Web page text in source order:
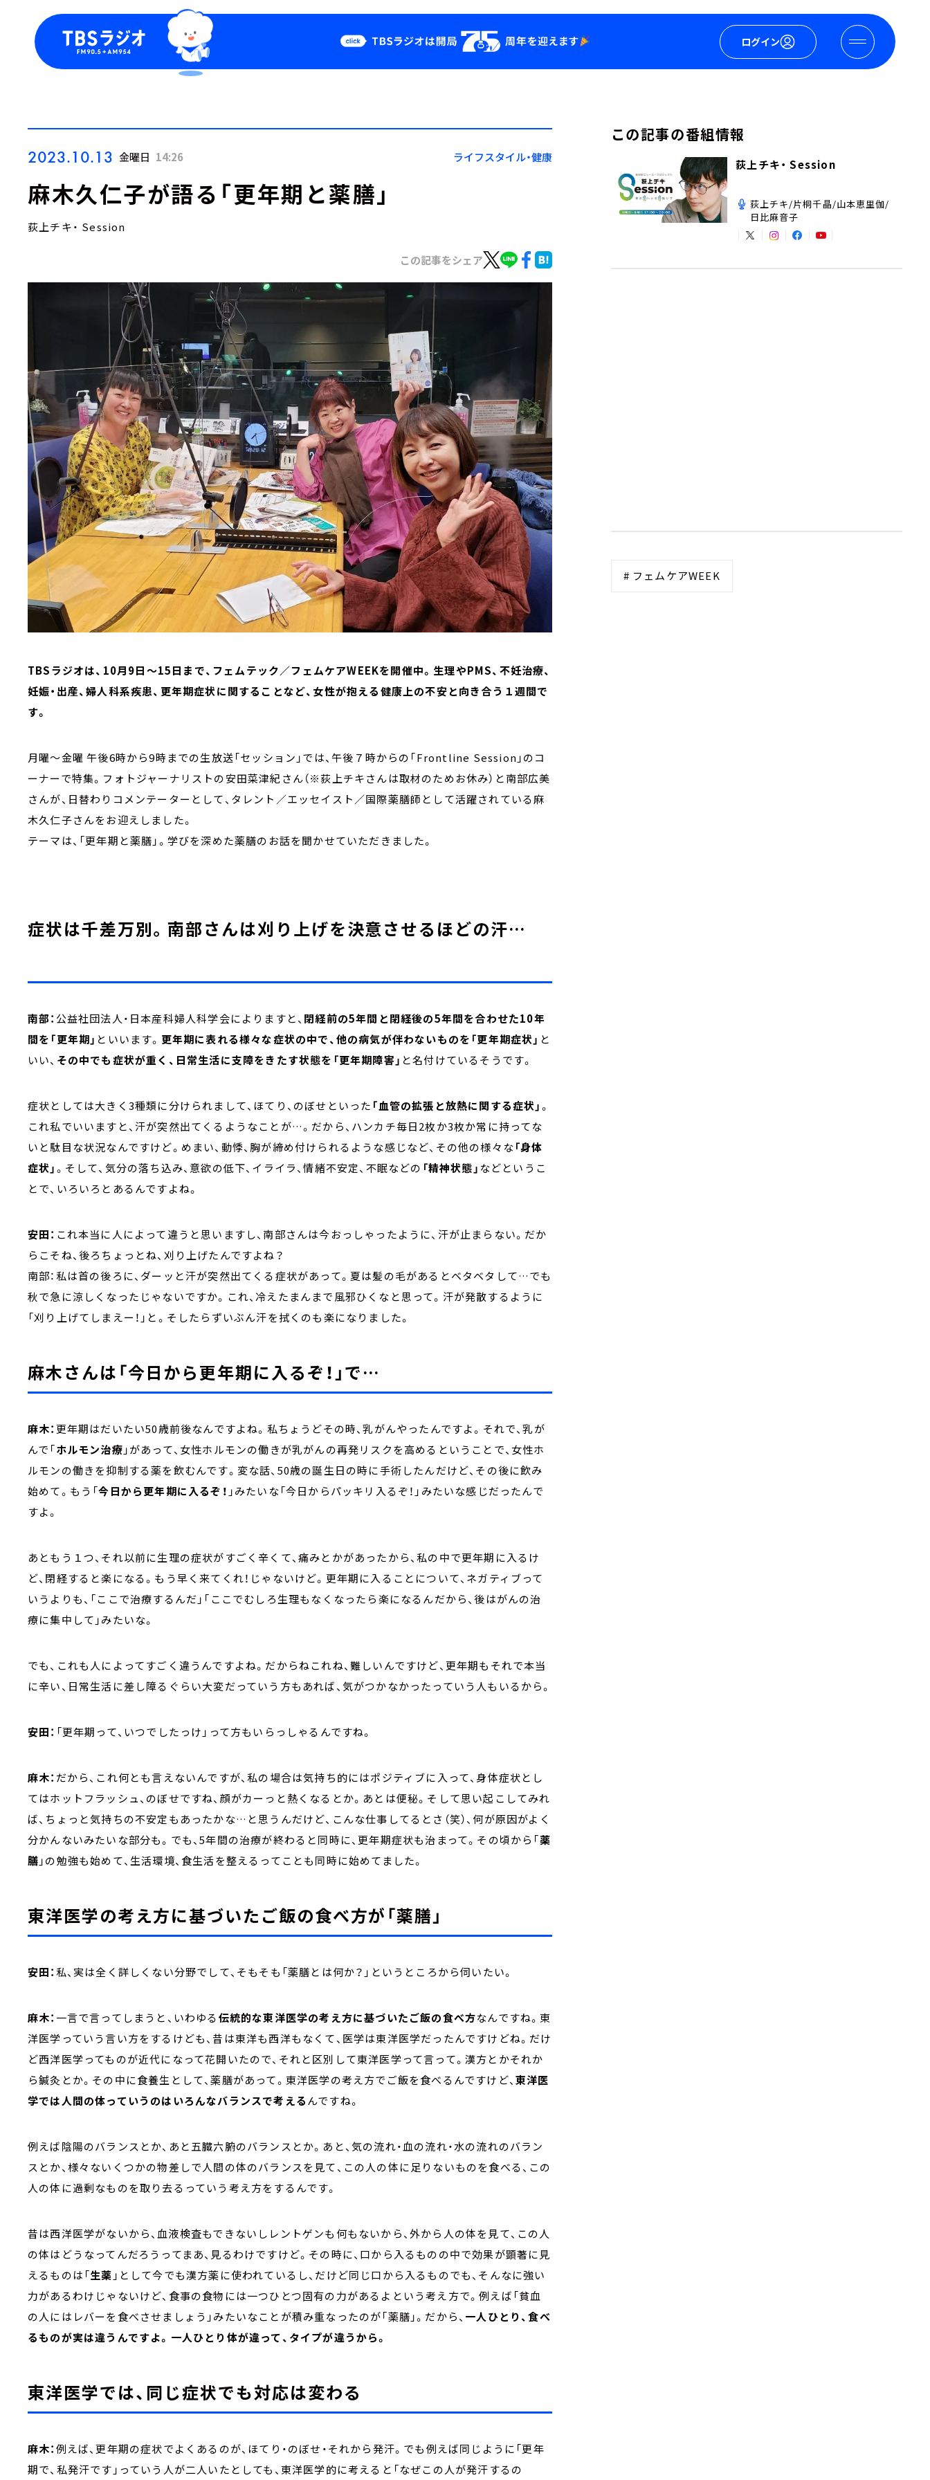
ログイン
Podcast
YouTube
会社情報
2023.10.13 金曜日 14:26 ライフスタイル・健康
麻木久仁子が語る「更年期と薬膳」
荻上チキ・ Session
この記事をシェア
TBSラジオは、10月9日～15日まで、フェムテック／フェムケアWEEKを開催中。生理やPMS、不妊治療、
妊娠・出産、婦人科系疾患、更年期症状に関することなど、女性が抱える健康上の不安と向き合う１週間で
す。
月曜～金曜 午後6時から9時までの生放送「セッション」では、午後７時からの「Frontline Session」のコ
ーナーで特集。フォトジャーナリストの安田菜津紀さん（※荻上チキさんは取材のためお休み）と南部広美
さんが、日替わりコメンテーターとして、タレント／エッセイスト／国際薬膳師として活躍されている麻
木久仁子さんをお迎えしました。
テーマは、「更年期と薬膳」。学びを深めた薬膳のお話を聞かせていただきました。
症状は千差万別。南部さんは刈り上げを決意させるほどの汗…
南部： 公益社団法人・日本産科婦人科学会によりますと、 閉経前の5年間と閉経後の5年間を合わせた10年
間を「更年期」 といいます。 更年期に表れる様々な症状の中で、他の病気が伴わないものを「更年期症状」 と
いい、 その中でも症状が重く、日常生活に支障をきたす状態を「更年期障害」 と名付けているそうです。
症状としては大きく3種類に分けられまして、ほてり、のぼせといった 「血管の拡張と放熱に関する症状」。
これ私でいいますと、汗が突然出てくるようなことが…。だから、ハンカチ毎日2枚か3枚か常に持ってな
いと駄目な状況なんですけど。めまい、動悸、胸が締め付けられるような感じなど、その他の様々な「身体
症状」。そして、気分の落ち込み、意欲の低下、イライラ、情緒不安定、不眠などの 「精神状態」 などというこ
とで、いろいろとあるんですよね。
安田： これ本当に人によって違うと思いますし、南部さんは今おっしゃったように、汗が止まらない。だか
らこそね、後ろちょっとね、刈り上げたんですよね？
南部：私は首の後ろに、ダーッと汗が突然出てくる症状があって。夏は髪の毛があるとベタベタして…でも
秋で急に涼しくなったじゃないですか。これ、冷えたまんまで風邪ひくなと思って。汗が発散するように
「刈り上げてしまえー！」と。そしたらずいぶん汗を拭くのも楽になりました。
麻木さんは「今日から更年期に入るぞ！」で…
麻木：更年期はだいたい50歳前後なんですよね。私ちょうどその時、乳がんやったんですよ。それで、乳が
んで「ホルモン治療 」があって、女性ホルモンの働きが乳がんの再発リスクを高めるということで、女性ホ
ルモンの働きを抑制する薬を飲むんです。変な話、50歳の誕生日の時に手術したんだけど、その後に飲み
始めて。もう「今日から更年期に入るぞ！ 」みたいな「今日からパッキリ入るぞ！」みたいな感じだったんで
すよ。
あともう１つ、それ以前に生理の症状がすごく辛くて、痛みとかがあったから、私の中で更年期に入るけ
ど、閉経すると楽になる。もう早く来てくれ！じゃないけど。更年期に入ることについて、ネガティブって
いうよりも、「ここで治療するんだ」「ここでむしろ生理もなくなったら楽になるんだから、後はがんの治
療に集中して」みたいな。
でも、これも人によってすごく違うんですよね。だからねこれね、難しいんですけど、更年期もそれで本当
に辛い、日常生活に差し障るぐらい大変だっていう方もあれば、気がつかなかったっていう人もいるから。
安田： 「更年期って、いつでしたっけ」って方もいらっしゃるんですね。
麻木： だから、これ何とも言えないんですが、私の場合は気持ち的にはポジティブに入って、身体症状とし
てはホットフラッシュ、のぼせですね、顔がカーっと熱くなるとか。あとは便秘。そして思い起こしてみれ
ば、ちょっと気持ちの不安定もあったかな…と思うんだけど、こんな仕事してるとさ（笑）、何が原因がよく
分かんないみたいな部分も。でも、5年間の治療が終わると同時に、更年期症状も治まって。その頃から「薬
膳 」の勉強も始めて、生活環境、食生活を整えるってことも同時に始めてました。
東洋医学の考え方に基づいたご飯の食べ方が「薬膳」
安田：私、実は全く詳しくない分野でして、そもそも「薬膳とは何か？」というところから伺いたい。
麻木： 一言で言ってしまうと、いわゆる伝統的な東洋医学の考え方に基づいたご飯の食べ方なんですね。東
洋医学っていう言い方をするけども、昔は東洋も西洋もなくて、医学は東洋医学だったんですけどね。だけ
ど西洋医学ってものが近代になって花開いたので、それと区別して東洋医学って言って。漢方とかそれか
ら鍼灸とか。その中に食養生として、薬膳があって。東洋医学の考え方でご飯を食べるんですけど、東洋医
学では人間の体っていうのはいろんなバランスで考えるんですね。
例えば陰陽のバランスとか、あと五臓六腑のバランスとか。あと、気の流れ・血の流れ・水の流れのバラン
スとか、様々ないくつかの物差しで人間の体のバランスを見て、この人の体に足りないものを食べる、この
人の体に過剰なものを取り去るっていう考え方をするんです。
昔は西洋医学がないから、血液検査もできないしレントゲンも何もないから、外から人の体を見て、この人
の体はどうなってんだろうってまあ、見るわけですけど。その時に、口から入るものの中で効果が顕著に見
えるものは「生薬 」として今でも漢方薬に使われているし、だけど同じ口から入るものでも、そんなに強い
力があるわけじゃないけど、食事の食物には一つひとつ固有の力があるよという考え方で。例えば「貧血
の人にはレバーを食べさせましょう」みたいなことが積み重なったのが「薬膳」。だから、 一人ひとり、食べ
るものが実は違うんですよ。一人ひとり体が違って、タイプが違うから。
東洋医学では、同じ症状でも対応は変わる
麻木：例えば、更年期の症状でよくあるのが、ほてり・のぼせ・それから発汗。でも例えば同じように「更年
期で、私発汗です」っていう人が二人いたとしても、東洋医学的に考えると「なぜこの人が発汗するの
この記事の番組情報
荻上チキ・ Session
荻上チキ/片桐千晶/山本恵里伽/
日比麻音子
# フェムケアWEEK